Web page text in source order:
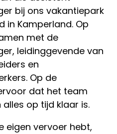
bij ons vakantiepark
in Kamperland. Op
met de
leidinggevende van
en
Op de
dat het team
op tijd klaar is.
eigen vervoer hebt,